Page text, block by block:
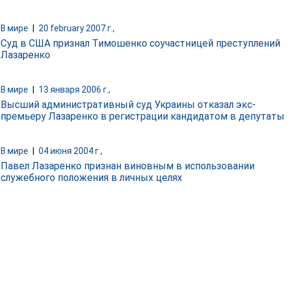
В мире 20 february 2007 г.,
Суд в США признал Тимошенко соучастницей преступлений
Лазаренко
В мире 13 января 2006 г.,
Высший административный суд Украины отказал экс-
премьеру Лазаренко в регистрации кандидатом в депутаты
В мире 04 июня 2004 г.,
Павел Лазаренко признан виновным в использовании
служебного положения в личных целях